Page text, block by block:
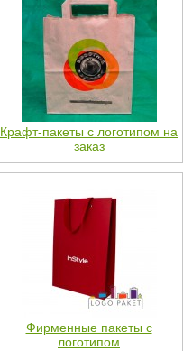
Крафт-пакеты с логотипом на
заказ
Фирменные пакеты с
логотипом